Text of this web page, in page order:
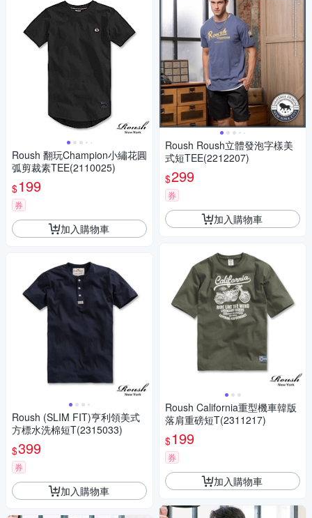
Roush 翻玩Champion小繡花圓
弧剪裁素TEE(2110025)
$199
券
加入購物車
Roush (SLIM FIT)亨利領美式
方標水洗棉短T(2315033)
$399
券
加入購物車
Roush Roush立體發泡字樣美
式短TEE(2212207)
$299
券
加入購物車
Roush California重型機車韓版
落肩重磅短T(2311217)
$199
券
加入購物車